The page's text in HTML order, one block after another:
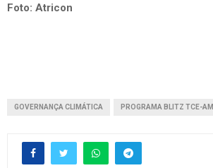
Foto: Atricon
GOVERNANÇA CLIMÁTICA PROGRAMA BLITZ TCE-AM